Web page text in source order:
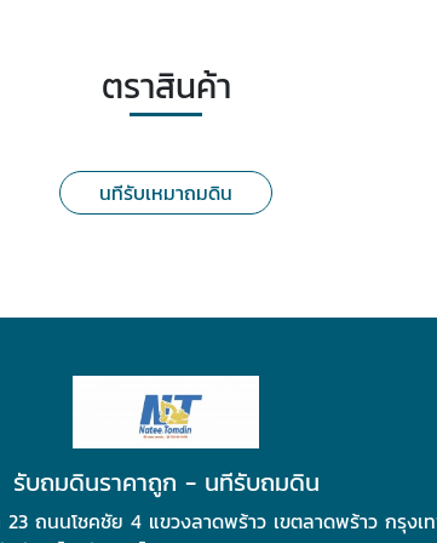
ตราสินค้า
นทีรับเหมาถมดิน
รับถมดินราคาถูก - นทีรับถมดิน
ถนนโชคชัย 4 แขวงลาดพร้าว เขตลาดพร้าว กรุงเ